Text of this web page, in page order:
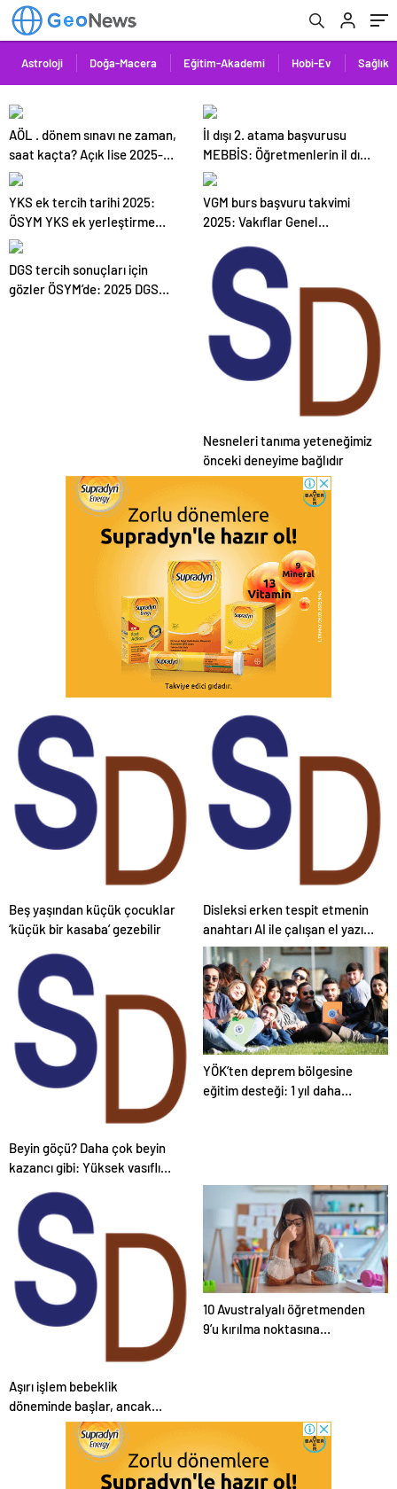
Astroloji Doğa-Macera Eğitim-Akademi Hobi-Ev Sağlık
AÖL . dönem sınavı ne zaman,
saat kaçta? Açık lise 2025-
2026 sınav takvimi
İl dışı 2. atama başvurusu
MEBBİS: Öğretmenlerin il dışı
atama başburu şartları ve
YKS ek tercih tarihi 2025:
ÖSYM YKS ek yerleştirme
kılavuzu ne zaman
yerleştirme açıklamasında
VGM burs başvuru takvimi
2025: Vakıflar Genel
lise, üniversite burs
başvuruları başladı mı?
DGS tercih sonuçları için
gözler ÖSYM’de: 2025 DGS
Nesneleri tanıma yeteneğimiz
önceki deneyime bağlıdır
Beş yaşından küçük çocuklar
‘küçük bir kasaba’ gezebilir
Disleksi erken tespit etmenin
anahtarı AI ile çalışan el yazısı
analizi olabilir
Beyin göçü? Daha çok beyin
kazancı gibi: Yüksek vasıflı
artırıyor
YÖK’ten deprem bölgesine
eğitim desteği: 1 yıl daha
Aşırı işlem bebeklik
döneminde başlar, ancak
henüz grup içi tercihi ile
bağlantılı değildir
10 Avustralyalı öğretmenden
9’u kırılma noktasına